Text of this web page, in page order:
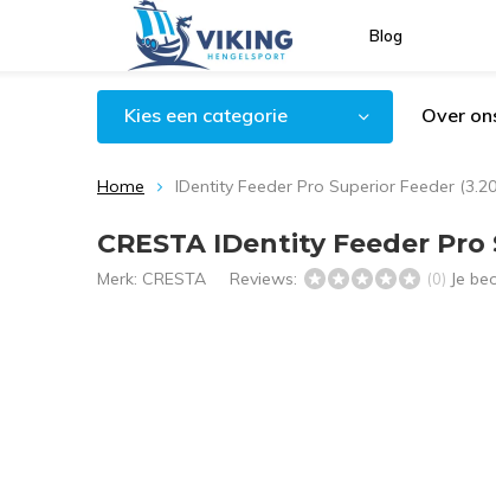
Blog
Kies een categorie Over
Home IDentity Feeder Pro Superior Feeder
CRESTA IDentity Feeder
Merk: CRESTA Reviews: (0) Je